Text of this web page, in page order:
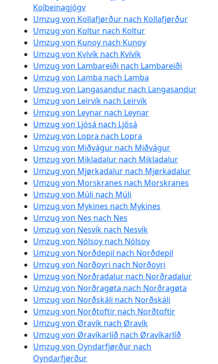
Kolbeinagjógv
Umzug von Kollafjørður nach Kollafjørður
Umzug von Koltur nach Koltur
Umzug von Kunoy nach Kunoy
Umzug von Kvívík nach Kvívík
Umzug von Lambareiði nach Lambareiði
Umzug von Lamba nach Lamba
Umzug von Langasandur nach Langasandur
Umzug von Leirvík nach Leirvík
Umzug von Leynar nach Leynar
Umzug von Ljósá nach Ljósá
Umzug von Lopra nach Lopra
Umzug von Miðvágur nach Miðvágur
Umzug von Mikladalur nach Mikladalur
Umzug von Mjørkadalur nach Mjørkadalur
Umzug von Morskranes nach Morskranes
Umzug von Múli nach Múli
Umzug von Mykines nach Mykines
Umzug von Nes nach Nes
Umzug von Nesvík nach Nesvík
Umzug von Nólsoy nach Nólsoy
Umzug von Norðdepil nach Norðdepil
Umzug von Norðoyri nach Norðoyri
Umzug von Norðradalur nach Norðradalur
Umzug von Norðragøta nach Norðragøta
Umzug von Norðskáli nach Norðskáli
Umzug von Norðtoftir nach Norðtoftir
Umzug von Øravík nach Øravík
Umzug von Øravíkarlíð nach Øravíkarlíð
Umzug von Oyndarfjørður nach
Oyndarfjørður